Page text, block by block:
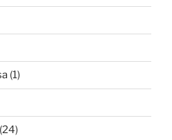
(1)
(24)